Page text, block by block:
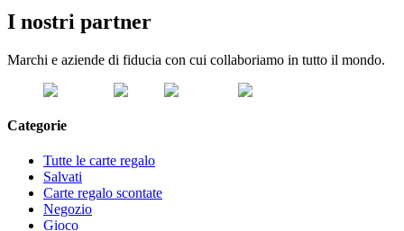
I nostri partner
Marchi e aziende di fiducia con cui collaboriamo in tutto il mondo.
Categorie
Tutte le carte regalo
Salvati
Carte regalo scontate
Negozio
Gioco